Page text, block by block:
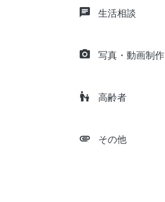
chat 生活相談
camera_alt 写真・動画制作
escalator_warning 高齢者
attachment その他